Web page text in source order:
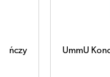
tabletek